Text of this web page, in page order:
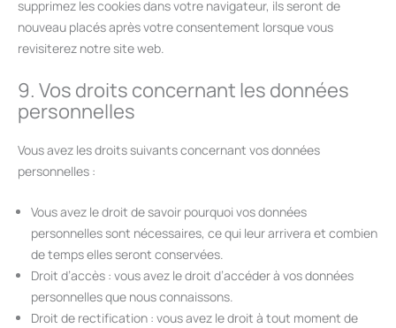
supprimez les cookies dans votre navigateur, ils seront de
nouveau placés après votre consentement lorsque vous
revisiterez notre site web.
9. Vos droits concernant les données
personnelles
Vous avez les droits suivants concernant vos données
personnelles :
Vous avez le droit de savoir pourquoi vos données
personnelles sont nécessaires, ce qui leur arrivera et combien
de temps elles seront conservées.
Droit d’accès : vous avez le droit d’accéder à vos données
personnelles que nous connaissons.
Droit de rectification : vous avez le droit à tout moment de